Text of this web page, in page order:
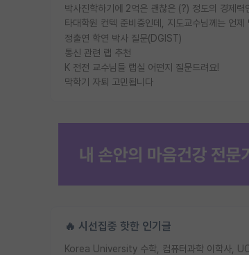
정출연 학연 박사 질문(DGIST)
통신 관련 랩 추천
K 전전 교수님들 랩실 어떤지 질문드려요!
막학기 자퇴 고민됩니다
🔥 시선집중 핫한 인기글